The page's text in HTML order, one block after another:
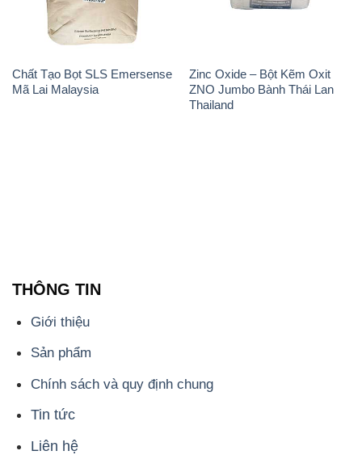
Chất Tạo Bọt SLS Emersense
Mã Lai Malaysia
Zinc Oxide – Bột Kẽm Oxit
ZNO Jumbo Bành Thái Lan
Thailand
THÔNG TIN
Giới thiệu
Sản phẩm
Chính sách và quy định chung
Tin tức
Liên hệ